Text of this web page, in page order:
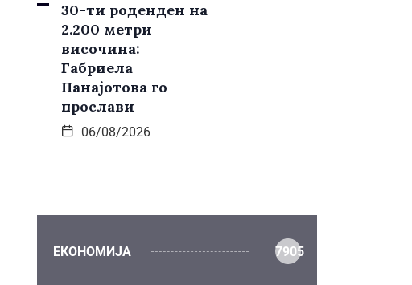
30-ти роденден на
2.200 метри
височина:
Габриела
Панајотова го
прослави
06/08/2026
ЕКОНОМИЈА 7905